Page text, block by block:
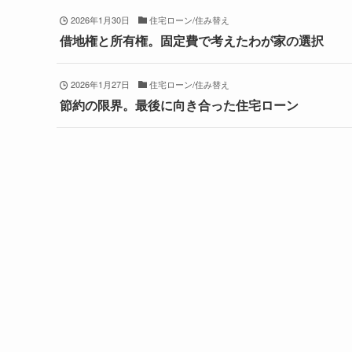
2026年1月30日 住宅ローン/住み替え
借地権と所有権。固定費で考えたわが家の選択
2026年1月27日 住宅ローン/住み替え
節約の限界。最後に向き合った住宅ローン